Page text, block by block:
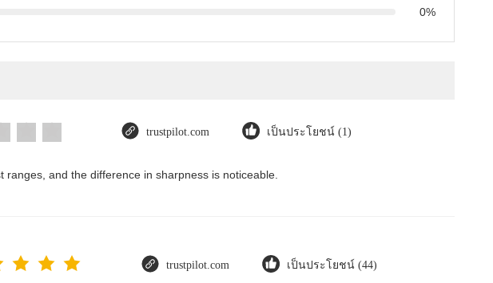
0%
trustpilot.com เป็นประโยชน์ (1)
and the difference in sharpness is noticeable.
trustpilot.com เป็นประโยชน์ (44)